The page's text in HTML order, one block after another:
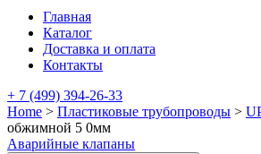
Главная
Каталог
Доставка и оплата
Контакты
+ 7 (499) 394-26-33
Home > Пластиковые трубопроводы >
обжимной 5 0мм
Аварийные клапаны